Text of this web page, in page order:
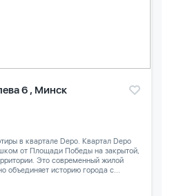
6 , Минск
в квартале Depo. Квартал Depo
от Площади Победы на закрытой,
Это современный жилой
объединяет историю города с...